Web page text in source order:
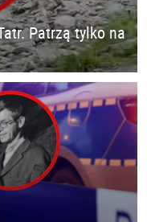
Patrzą tylko na